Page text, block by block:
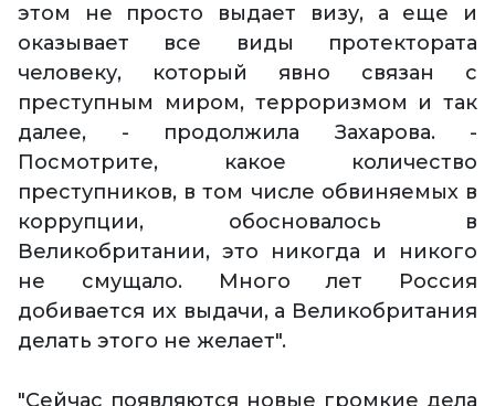
этом не просто выдает визу, а еще и
оказывает все виды протектората
человеку, который явно связан с
преступным миром, терроризмом и так
далее, - продолжила Захарова. -
Посмотрите, какое количество
преступников, в том числе обвиняемых в
коррупции, обосновалось в
Великобритании, это никогда и никого
не смущало. Много лет Россия
добивается их выдачи, а Великобритания
делать этого не желает".
"Сейчас появляются новые громкие дела